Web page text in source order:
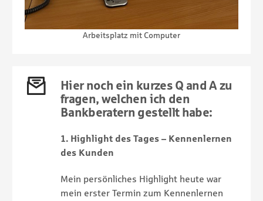
Arbeitsplatz mit Computer
Hier noch ein kurzes Q and A zu
fragen, welchen ich den
Bankberatern gestellt habe:
1. Highlight des Tages – Kennenlernen
des Kunden
Mein persönliches Highlight heute war
mein erster Termin zum Kennenlernen